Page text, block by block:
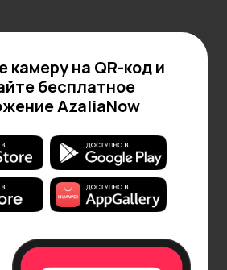
камеру на QR-код и
бесплатное
AzaliaNow